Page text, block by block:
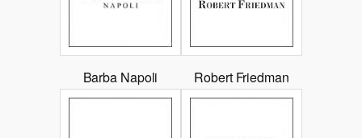
Barba Napoli Robert Friedman